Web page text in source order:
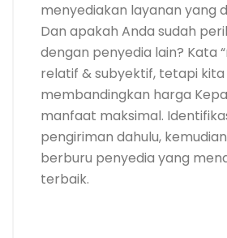
menyediakan layanan yang
Dan apakah Anda sudah
dengan penyedia lain? Kata
relatif & subyektif, tetapi kita
membandingkan harga
manfaat maksimal.
pengiriman dahulu,
berburu penyedia yang
terbaik.